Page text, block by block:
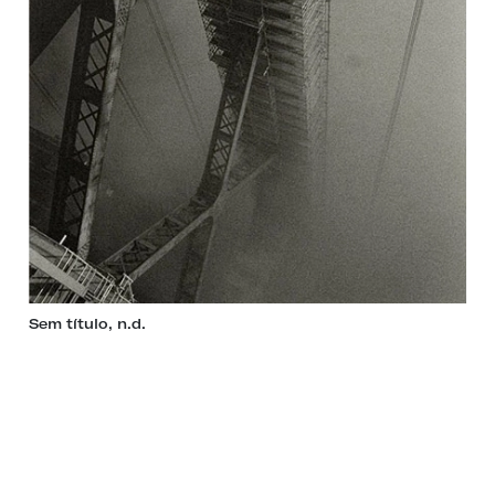
Sem título, n.d.